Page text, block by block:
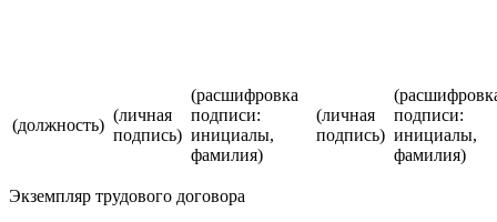
(должность)
(личная
подпись)
(расшифровка
подписи:
инициалы,
фамилия)
(личная
подпись)
подписи:
инициалы,
фамилия)
Экземпляр трудового договора